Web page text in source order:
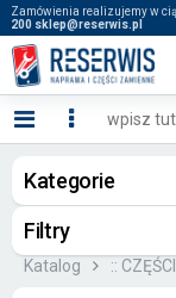
Zamówienia realizujemy w
200 sklep@reserwis.pl
Kategorie
Filtry
Katalog ::